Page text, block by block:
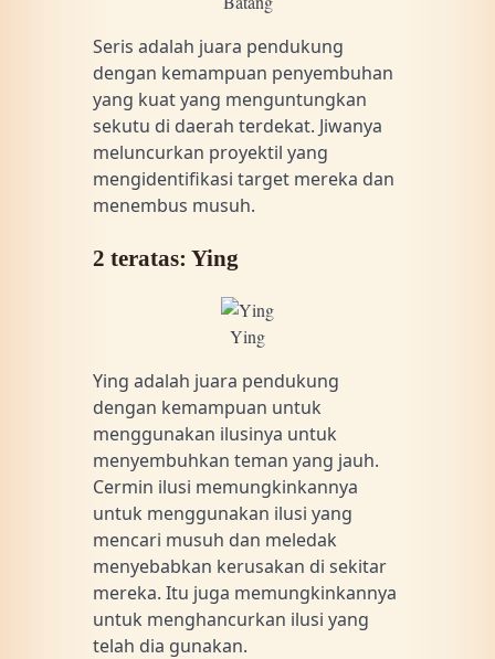
Seris adalah juara pendukung
dengan kemampuan penyembuhan
yang kuat yang menguntungkan
sekutu di daerah terdekat. Jiwanya
meluncurkan proyektil yang
mengidentifikasi target mereka dan
menembus musuh.
2 teratas: Ying
Ying
Ying adalah juara pendukung
dengan kemampuan untuk
menggunakan ilusinya untuk
menyembuhkan teman yang jauh.
Cermin ilusi memungkinkannya
untuk menggunakan ilusi yang
mencari musuh dan meledak
menyebabkan kerusakan di sekitar
mereka. Itu juga memungkinkannya
untuk menghancurkan ilusi yang
telah dia gunakan.